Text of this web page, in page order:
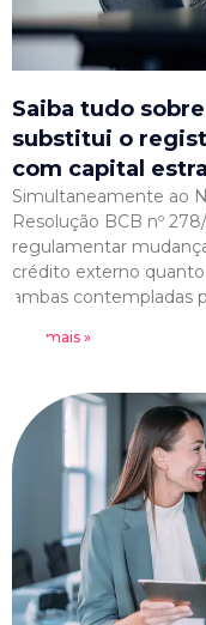
Saiba tudo
substitui o
com capital
Simultaneamente ao
Resolução BCB nº
regulamentar
crédito externo
ambas contempladas
Leia mais »